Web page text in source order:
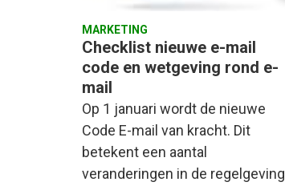
MARKETING
Checklist nieuwe e-mail
code en wetgeving rond e-
mail
Op 1 januari wordt de nieuwe
Code E-mail van kracht. Dit
betekent een aantal
veranderingen in de regelgeving